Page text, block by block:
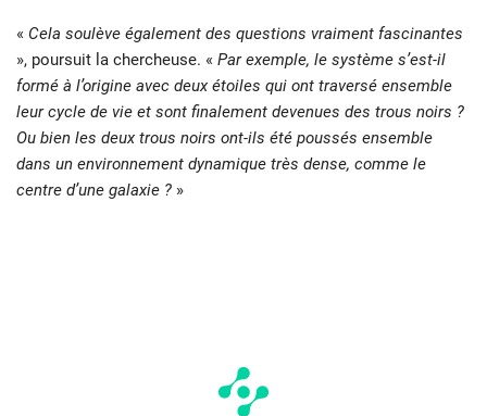
« Cela soulève également des questions vraiment fascinantes
», poursuit la chercheuse. « Par exemple, le système s’est-il
formé à l’origine avec deux étoiles qui ont traversé ensemble
leur cycle de vie et sont finalement devenues des trous noirs ?
Ou bien les deux trous noirs ont-ils été poussés ensemble
dans un environnement dynamique très dense, comme le
centre d’une galaxie ? »